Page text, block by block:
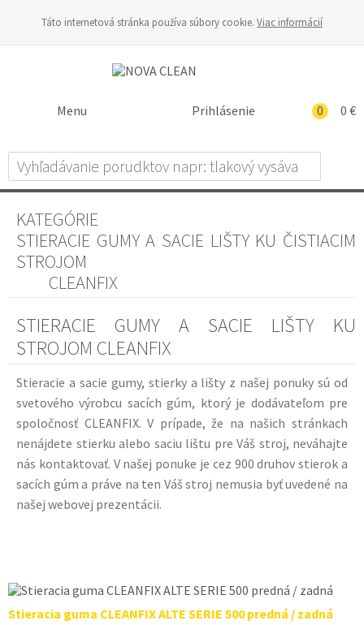
Táto internetová stránka používa súbory cookie. Viac informácií
0 0 €
Prihlásenie
Menu
KATEGÓRIE
STIERACIE GUMY A SACIE LIŠTY KU ČISTIACIM
STROJOM
CLEANFIX
STIERACIE GUMY A SACIE LIŠTY KU
STROJOM CLEANFIX
Stieracie a sacie gumy, stierky a lišty z našej ponuky sú od
svetového výrobcu sacích gúm, ktorý je dodávateľom pre
spoločnosť CLEANFIX. V prípade, že na našich stránkach
nenájdete stierku alebo saciu lištu pre Váš stroj, neváhajte
nás kontaktovať. V našej ponuke je cez 900 druhov stierok a
sacích gúm a práve na ten Váš stroj nemusia byť uvedené na
našej webovej prezentácii.
Stieracia guma CLEANFIX ALTE SERIE 500 predná / zadná